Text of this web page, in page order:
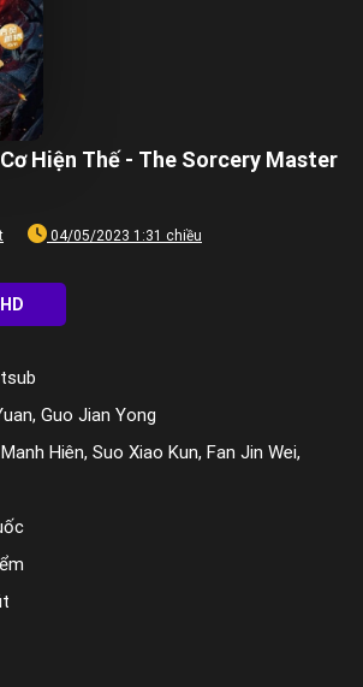
Hiện Thế - The Sorcery Master
04/05/2023 1:31 chiều
Guo Jian Yong
Hiên, Suo Xiao Kun, Fan Jin Wei,